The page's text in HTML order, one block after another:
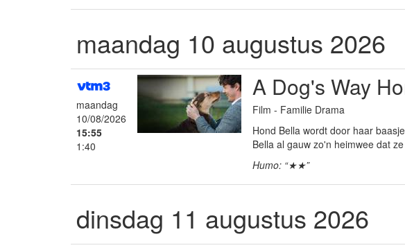
maandag 10 augustus 2026
maandag
10/08/2026
15:55
1:40
A Dog's Way
Film - Familie Drama
Hond Bella wordt door haar
Bella al gauw zo'n heimwee dat
Humo: “★★”
dinsdag 11 augustus 2026